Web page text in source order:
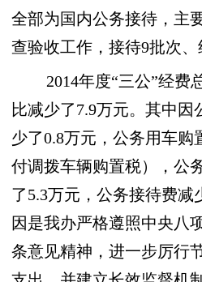
全部为国内公务接待，主
查验收工作，接待9批次、
2014年度“三公”经费
比减少了7.9万元。其中因
少了0.8万元，公务用车购
付调拨车辆购置税），公
了5.3万元，公务接待费减
因是我办严格遵照中央八
条意见精神，进一步厉行